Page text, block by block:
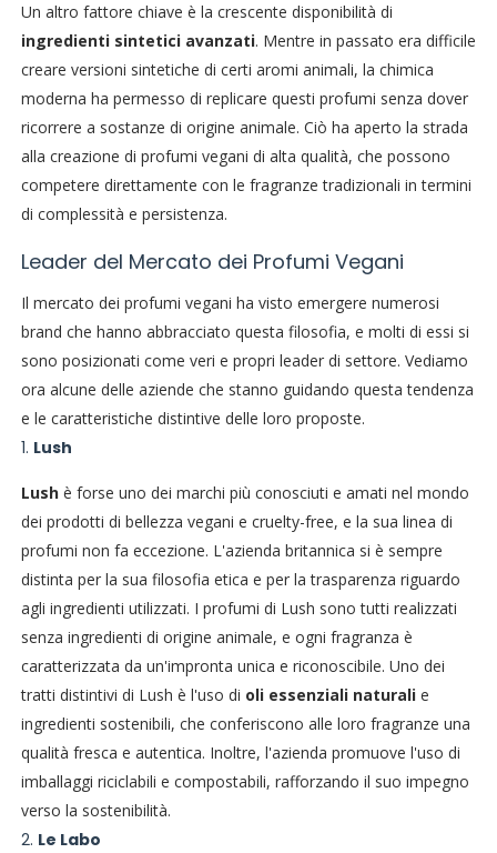
Un altro fattore chiave è la crescente disponibilità di
ingredienti sintetici avanzati. Mentre in passato era difficile
creare versioni sintetiche di certi aromi animali, la chimica
moderna ha permesso di replicare questi profumi senza dover
ricorrere a sostanze di origine animale. Ciò ha aperto la strada
alla creazione di profumi vegani di alta qualità, che possono
competere direttamente con le fragranze tradizionali in termini
di complessità e persistenza.
Leader del Mercato dei Profumi Vegani
Il mercato dei profumi vegani ha visto emergere numerosi
brand che hanno abbracciato questa filosofia, e molti di essi si
sono posizionati come veri e propri leader di settore. Vediamo
ora alcune delle aziende che stanno guidando questa tendenza
e le caratteristiche distintive delle loro proposte.
1. Lush
Lushè forse uno dei marchi più conosciuti e amati nel mondo
dei prodotti di bellezza vegani e cruelty-free, e la sua linea di
profumi non fa eccezione. L'azienda britannica si è sempre
distinta per la sua filosofia etica e per la trasparenza riguardo
agli ingredienti utilizzati. I profumi di Lush sono tutti realizzati
senza ingredienti di origine animale, e ogni fragranza è
caratterizzata da un'impronta unica e riconoscibile. Uno dei
tratti distintivi di Lush è l'uso di oli essenziali naturalie
ingredienti sostenibili, che conferiscono alle loro fragranze una
qualità fresca e autentica. Inoltre, l'azienda promuove l'uso di
imballaggi riciclabili e compostabili, rafforzando il suo impegno
verso la sostenibilità.
2. Le Labo